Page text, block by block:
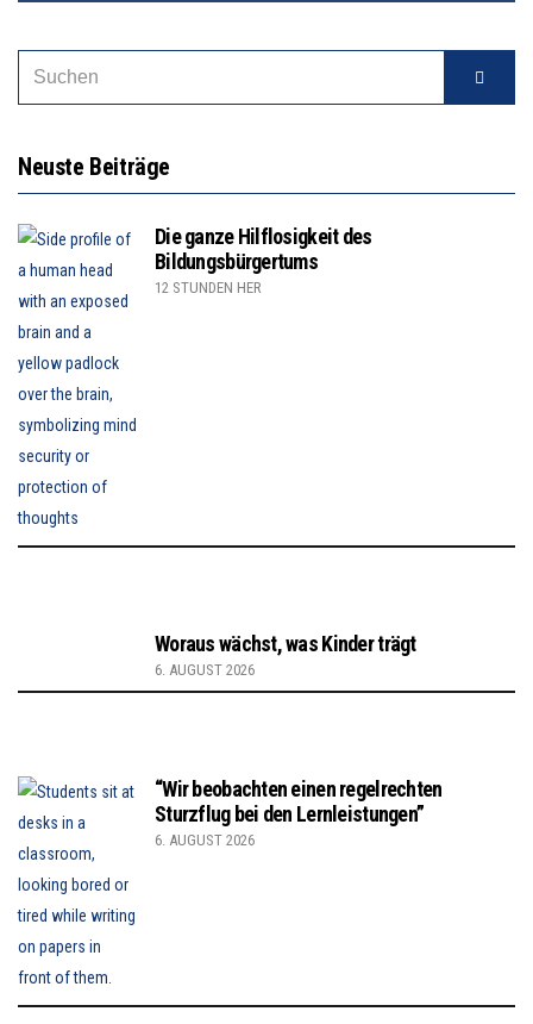
Neuste Beiträge
Die ganze Hilflosigkeit des
Bildungsbürgertums
12 STUNDEN HER
Woraus wächst, was Kinder trägt
6. AUGUST 2026
“Wir beobachten einen regelrechten
Sturzflug bei den Lernleistungen”
6. AUGUST 2026